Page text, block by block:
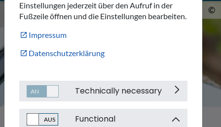
©
Einstellungen jederzeit über den Aufruf in der
Fußzeile öffnen und die Einstellungen bearbeiten.
Impressum
Datenschutzerklärung
Technically necessary
Functional